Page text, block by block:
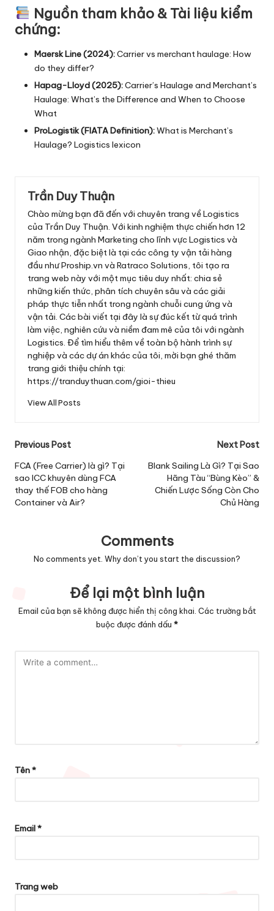
Nguồn tham khảo & Tài liệu kiểm
chứng:
Maersk Line (2024):Carrier vs merchant haulage: How
do they differ?
Hapag-Lloyd (2025):Carrier’s Haulage and Merchant’s
Haulage: What’s the Difference and When to Choose
What
ProLogistik (FIATA Definition):What is Merchant’s
Haulage? Logistics lexicon
Trần Duy Thuận
Chào mừng bạn đã đến với chuyên trang về Logistics
của Trần Duy Thuận. Với kinh nghiệm thực chiến hơn 12
năm trong ngành Marketing cho lĩnh vực Logistics và
Giao nhận, đặc biệt là tại các công ty vận tải hàng
đầu như Proship.vn và Ratraco Solutions, tôi tạo ra
trang web này với một mục tiêu duy nhất: chia sẻ
những kiến thức, phân tích chuyên sâu và các giải
pháp thực tiễn nhất trong ngành chuỗi cung ứng và
vận tải. Các bài viết tại đây là sự đúc kết từ quá trình
làm việc, nghiên cứu và niềm đam mê của tôi với ngành
Logistics. Để tìm hiểu thêm về toàn bộ hành trình sự
nghiệp và các dự án khác của tôi, mời bạn ghé thăm
trang giới thiệu chính tại:
https://tranduythuan.com/gioi-thieu
View All Posts
Post
navigation
Previous Post
FCA (Free Carrier) là gì? Tại
sao ICC khuyên dùng FCA
thay thế FOB cho hàng
Container và Air?
Next Post
Blank Sailing Là Gì? Tại Sao
Hãng Tàu “Bùng Kèo” &
Chiến Lược Sống Còn Cho
Chủ Hàng
Comments
No comments yet. Why don’t you start the discussion?
Để lại một bình luận
Email của bạn sẽ không được hiển thị công khai. Các trường bắt
buộc được đánh dấu *
Tên*
Email*
Trang web